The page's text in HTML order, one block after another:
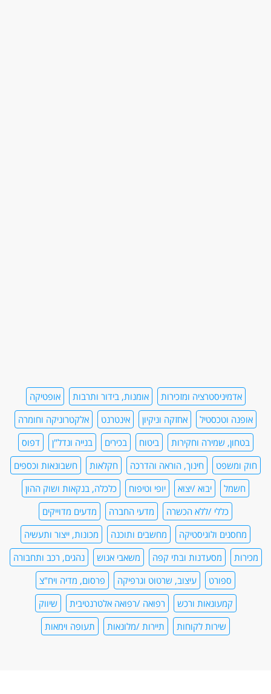
אדמיניסטרציה ומזכירות אומנות, בידור ותרבות
אופטיקה
אופנה וטכסטיל
אחזקה וניקיון אינטרנט
אלקטרוניקה וחומרה
בטחון, שמירה וחקירות
ביטוח בכירים בנייה ונדל"ן
דפוס
חוק ומשפט
חינוך, הוראה והדרכה חקלאות
חשבונאות וכספים
חשמל
יבוא /יצוא יופי וטיפוח
כלכלה, בנקאות ושוק ההון
כללי /ללא הכשרה
מדעי החברה
מדעים מדוייקים
מחסנים ולוגיסטיקה
מחשבים ותוכנה
מכונות, ייצור ותעשיה
מכירות
מסעדנות ובתי קפה משאבי אנוש
נהגים, רכב ותחבורה
ספורט
עיצוב, שרטוט וגרפיקה
פרסום, מדיה ויח"צ
קמעונאות ורכש
רפואה /רפואה אלטרנטיבית
שיווק
שירות לקוחות
תיירות /מלונאות תעופה וימאות